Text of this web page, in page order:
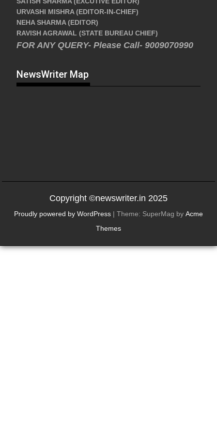
URVASHI MISHRA (EDITOR-IN-CHIEF)
NEHA SHARMA (EDITOR)
RAVISH AGRAWAL (STATE BUREAU CHIEF)
FOR ANY QUERY- Please Call- 9009070990
NewsWriter Map
Copyright ©newswriter.in 2025
Proudly powered by WordPress | Theme: SuperMag by Acme
Themes